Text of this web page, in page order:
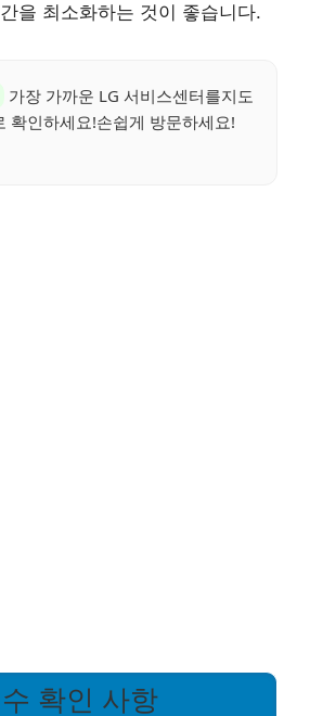
을 최소화하는 것이 좋습니다.
가장 가까운 LG 서비스센터를지도
확인하세요!손쉽게 방문하세요!
확인 사항